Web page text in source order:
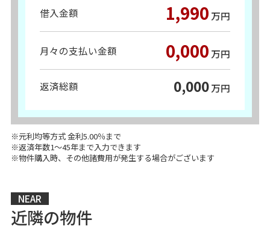
借入金額 1,990 万円
月々の支払い金額 0,000 万円
返済総額 0,000万円
※元利均等方式 金利5.00％まで
※返済年数1～45年まで入力できます
※物件購入時、その他諸費用が発生する場合がございます
NEAR
近隣の物件